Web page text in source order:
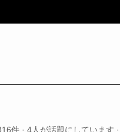
件 · 4人が話題にしています